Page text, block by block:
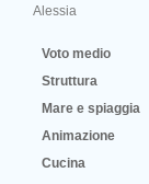
Alessia
Voto medio
Struttura
Mare e spiaggia
Animazione
Cucina